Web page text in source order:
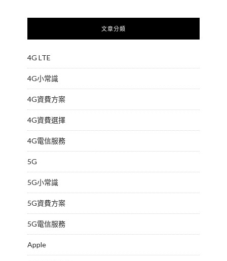
文章分類
4G LTE
4G小常識
4G資費方案
4G資費選擇
4G電信服務
5G
5G小常識
5G資費方案
5G電信服務
Apple